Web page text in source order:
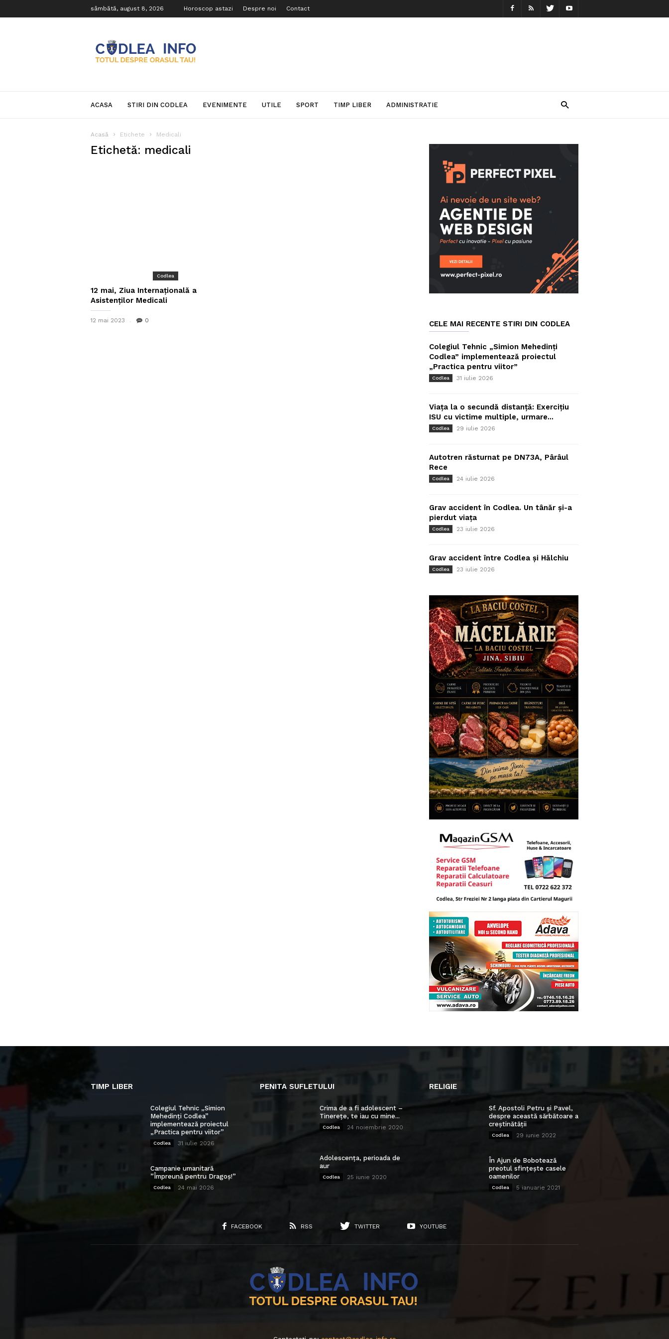
sâmbătă, august 8, 2026 Horoscop astazi Despre noi Contact
Info
ACASA STIRI DIN CODLEA EVENIMENTE UTILE SPORT TIMP LIBER ADMINISTRATIE
Acasă Etichete Medicali
Etichetă: medicali
Codlea
12 mai, Ziua Internațională a
Asistenților Medicali
12 mai 2023 0 CELE MAI RECENTE STIRI DIN CODLEA
Colegiul Tehnic „Simion Mehedinți
Codlea” implementează proiectul
„Practica pentru viitor”
Codlea 31 iulie 2026
Viața la o secundă distanță: Exercițiu
ISU cu victime multiple, urmare...
Codlea 29 iulie 2026
Autotren răsturnat pe DN73A, Pârâul
Rece
Codlea 24 iulie 2026
Grav accident în Codlea. Un tânăr și-a
pierdut viața
Codlea 23 iulie 2026
Grav accident între Codlea și Hălchiu
Codlea 23 iulie 2026
TIMP LIBER
Colegiul Tehnic „Simion
Mehedinți Codlea”
implementează proiectul
„Practica pentru viitor”
Codlea 31 iulie 2026
Campanie umanitară
”Împreună pentru Dragoș!”
Codlea 24 mai 2026
PENITA SUFLETULUI
Crima de a fi adolescent –
Tinerețe, te iau cu mine...
Codlea 24 noiembrie 2020
Adolescența, perioada de
aur
Codlea 25 iunie 2020
RELIGIE
Sf. Apostoli Petru și Pavel,
despre această sărbătoare a
creștinătății
Codlea 29 iunie 2022
În Ajun de Bobotează
preotul sfințește casele
oamenilor
Codlea 5 ianuarie 2021
FACEBOOK RSS TWITTER YOUTUBE